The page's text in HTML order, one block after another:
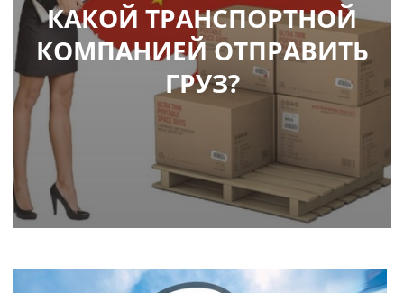
КАКОЙ ТРАНСПОРТНОЙ
КОМПАНИЕЙ ОТПРАВИТЬ
ГРУЗ?